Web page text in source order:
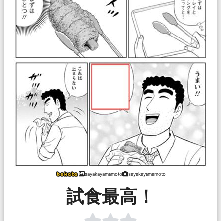
sayakayamamoto sayakayamamoto
試食最高！